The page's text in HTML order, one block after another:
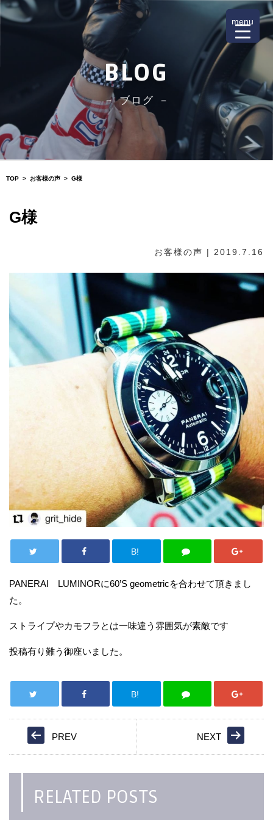
BLOG
－ ブログ －
TOP > お客様の声 > G様
G様
お客様の声 | 2019.7.16
B!
PANERAI LUMINORに60’S geometricを合わせて頂きまし
た。
ストライプやカモフラとは一味違う雰囲気が素敵です
投稿有り難う御座いました。
B!
PREV NEXT
RELATED POSTS
menu